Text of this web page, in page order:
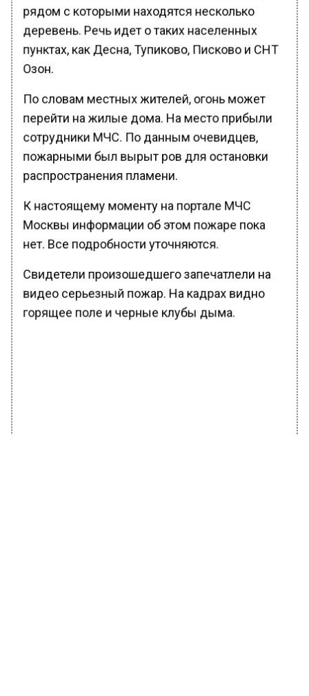
рядом с которыми находятся несколько
деревень. Речь идет о таких населенных
пунктах, как Десна, Тупиково, Писково и СНТ
Озон.
По словам местных жителей, огонь может
перейти на жилые дома. На место прибыли
сотрудники МЧС. По данным очевидцев,
пожарными был вырыт ров для остановки
распространения пламени.
К настоящему моменту на портале МЧС
Москвы информации об этом пожаре пока
нет. Все подробности уточняются.
Свидетели произошедшего запечатлели на
видео серьезный пожар. На кадрах видно
горящее поле и черные клубы дыма.